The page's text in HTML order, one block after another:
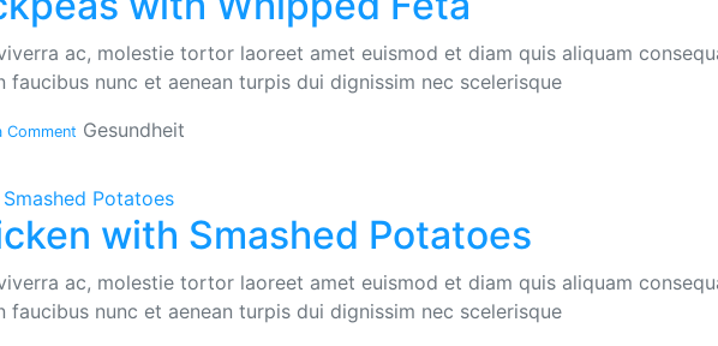
ac, molestie tortor laoreet amet euismod et diam quis aliquam
nunc et aenean turpis dui dignissim nec scelerisque
Comment Gesundheit
with Smashed Potatoes
ac, molestie tortor laoreet amet euismod et diam quis aliquam
nunc et aenean turpis dui dignissim nec scelerisque